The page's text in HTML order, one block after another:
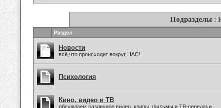
Подразделы :
Раздел
Новости
всё,что происходит вокруг НАС!
Психология
Кино, видео и ТВ
обсуждаем различное видео, клипы, фильмы и ТВ-передачи